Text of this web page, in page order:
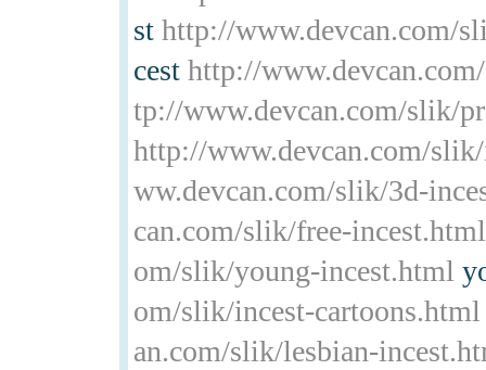
st http://www.devcan.com/
cest http://
tp://www.devcan.com/slik/
http://www.devcan.com/
ww.devcan.com/slik/3d-
can.com/slik/free-incest.html
om/slik/young-incest.html
om/slik/incest-cartoons.html
an.com/slik/lesbian-